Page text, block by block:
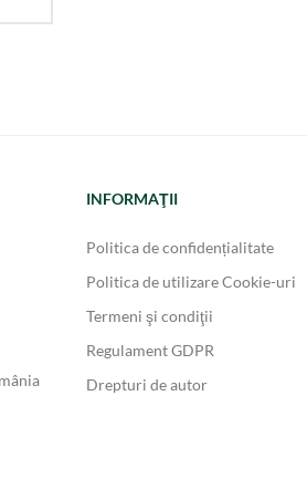
INFORMAŢII
Politica de confidențialitate
Politica de utilizare Cookie-uri
Termeni şi condiţii
Regulament GDPR
Drepturi de autor